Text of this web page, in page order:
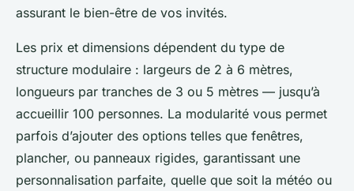
assurant le bien-être de vos invités.
Les prix et dimensions dépendent du type de
structure modulaire : largeurs de 2 à 6 mètres,
longueurs par tranches de 3 ou 5 mètres — jusqu’à
accueillir 100 personnes. La modularité vous permet
parfois d’ajouter des options telles que fenêtres,
plancher, ou panneaux rigides, garantissant une
personnalisation parfaite, quelle que soit la météo ou